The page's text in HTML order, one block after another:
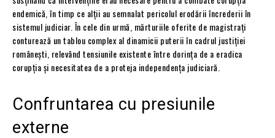
endemică, în timp ce alții au semnalat pericolul erodării încrederii în
sistemul judiciar. În cele din urmă, mărturiile oferite de magistrați
conturează un tablou complex al dinamicii puterii în cadrul justiției
românești, relevând tensiunile existente între dorința de a eradica
corupția și necesitatea de a proteja independența judiciară.
Confruntarea cu presiunile
externe